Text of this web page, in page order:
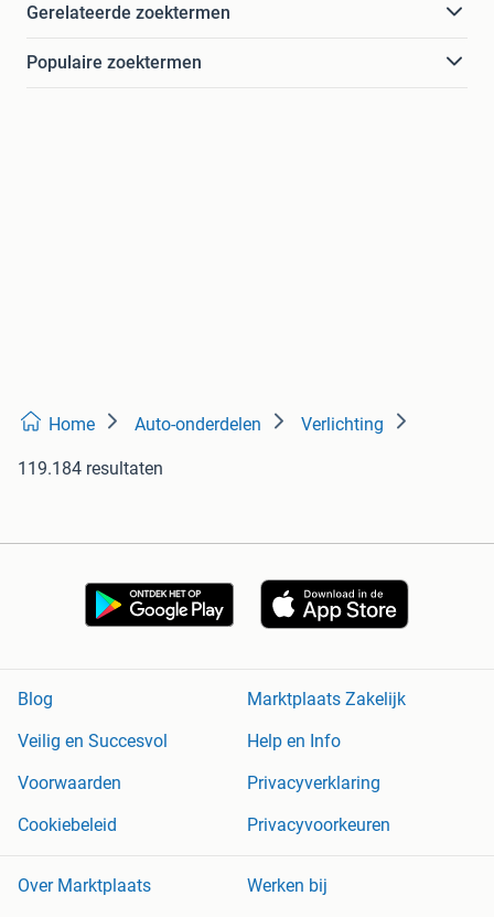
Gerelateerde zoektermen
Populaire zoektermen
Home Auto-onderdelen Verlichting
119.184 resultaten
Blog
Marktplaats Zakelijk
Veilig en Succesvol
Help en Info
Voorwaarden
Privacyverklaring
Cookiebeleid
Privacyvoorkeuren
Over Marktplaats Werken bij